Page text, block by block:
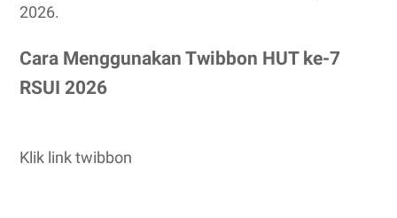
2026.
Cara Menggunakan Twibbon HUT ke-7
RSUI 2026
Klik link twibbon